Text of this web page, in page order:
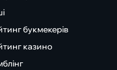
букмекерів
казино